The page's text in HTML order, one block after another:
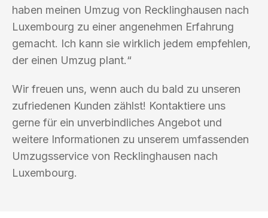
haben meinen Umzug von Recklinghausen nach
Luxembourg zu einer angenehmen Erfahrung
gemacht. Ich kann sie wirklich jedem empfehlen,
der einen Umzug plant.“
Wir freuen uns, wenn auch du bald zu unseren
zufriedenen Kunden zählst! Kontaktiere uns
gerne für ein unverbindliches Angebot und
weitere Informationen zu unserem umfassenden
Umzugsservice von Recklinghausen nach
Luxembourg.